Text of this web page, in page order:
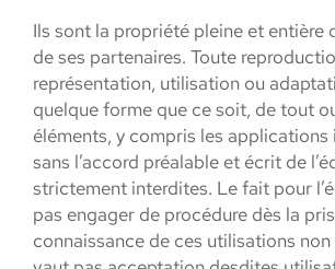
Ils sont la propriété pleine et entière
de ses partenaires. Toute
représentation, utilisation ou
quelque forme que ce soit, de tout
éléments, y compris les
sans l’accord préalable et écrit de
strictement interdites. Le fait pour
pas engager de procédure dès la
connaissance de ces utilisations